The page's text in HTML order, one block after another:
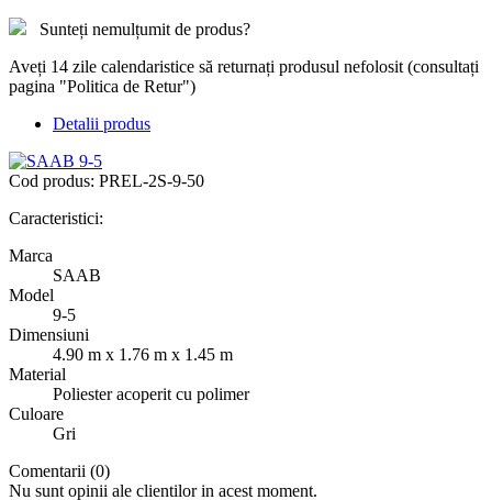
Sunteți nemulțumit de produs?
Aveți 14 zile calendaristice să returnați produsul nefolosit (consultați
pagina "Politica de Retur")
Detalii produs
Cod produs: PREL-2S-9-50
Caracteristici:
Marca
SAAB
Model
9-5
Dimensiuni
4.90 m x 1.76 m x 1.45 m
Material
Poliester acoperit cu polimer
Culoare
Gri
Comentarii (0)
Nu sunt opinii ale clientilor in acest moment.